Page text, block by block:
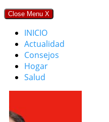
Close Menu X
INICIO
Actualidad
Consejos
Hogar
Salud